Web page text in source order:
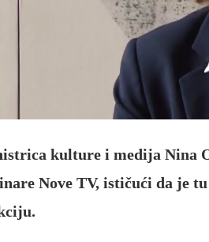
kulture i medija Nina
Nove TV, ističući da je